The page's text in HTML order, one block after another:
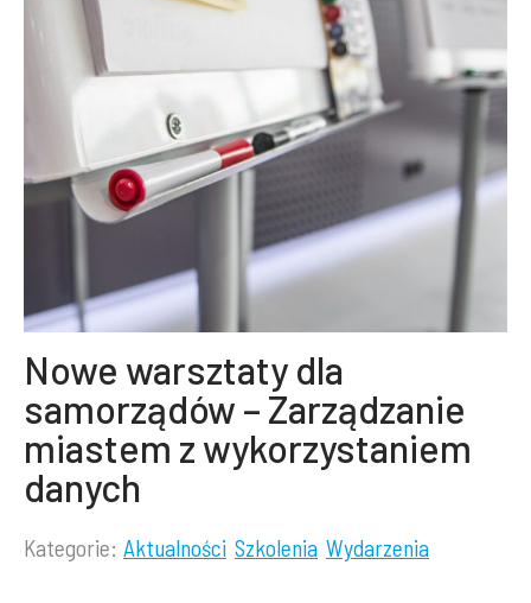
Nowe warsztaty dla
samorządów – Zarządzanie
miastem z wykorzystaniem
danych
Lista
Kategorie: Aktualności Szkolenia Wydarzenia